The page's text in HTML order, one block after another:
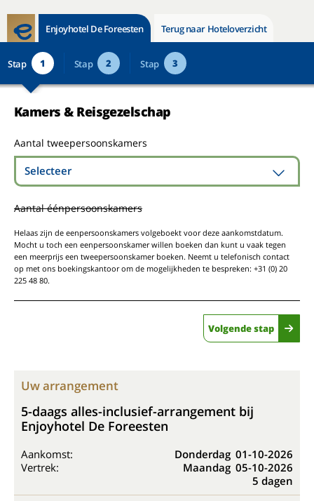
Enjoyhotel De Foreesten Terug naar Hoteloverzicht
Stap 1 Stap 2 Stap 3
Kamers & Reisgezelschap
Aantal tweepersoonskamers
Selecteer
Aantal éénpersoonskamers
Helaas zijn de eenpersoonskamers volgeboekt voor deze aankomstdatum.
Mocht u toch een eenpersoonskamer willen boeken dan kunt u vaak tegen
een meerprijs een tweepersoonskamer boeken. Neemt u telefonisch contact
op met ons boekingskantoor om de mogelijkheden te bespreken: +31 (0) 20
225 48 80.
Volgende stap
Uw arrangement
5-daags alles-inclusief-arrangement bij
Enjoyhotel De Foreesten
Aankomst: Donderdag 01-10-2026
Vertrek:
Maandag 05-10-2026
5 dagen